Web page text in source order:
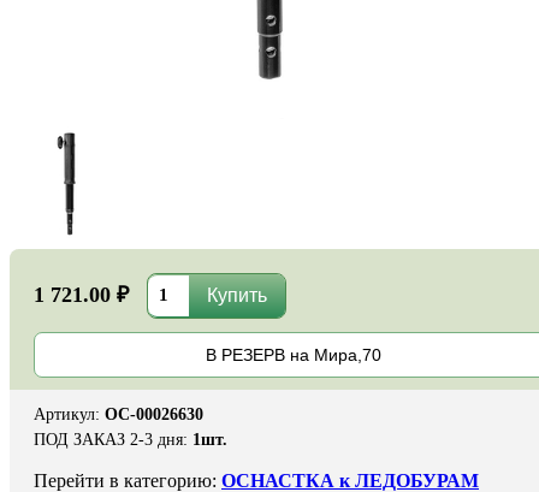
1 721.00 ₽
В РЕЗЕРВ на Мира,70
Артикул: ОС-00026630
ПОД ЗАКАЗ 2-3 дня: 1шт.
Перейти в категорию: ОСНАСТКА к ЛЕДОБУРАМ